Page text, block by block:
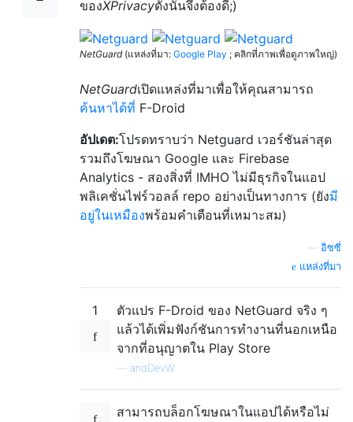
ของXPrivacyดังนั้นจึงต้องดี;)
NetGuard(แหล่งที่มา: Google Play ; คลิกที่ภาพเพื่อดูภาพใหญ่)
NetGuardเปิดแหล่งที่มาเพื่อให้คุณสามารถ
ค้นหาได้ที่ F-Droid
อัปเดต:โปรดทราบว่า Netguard เวอร์ชันล่าสุด
รวมถึงโฆษณา Google และ Firebase
Analytics - สองสิ่งที่ IMHO ไม่มีธุรกิจในแอป
พลิเคชั่นไฟร์วอลล์ repo อย่างเป็นทางการ (ยังมี
อยู่ในเหมืองพร้อมคำเตือนที่เหมาะสม)
อิซซี่
แหล่งที่มา
1
ตัวแปร F-Droid ของ NetGuard จริง ๆ
แล้วได้เพิ่มฟังก์ชันการทำงานที่นอกเหนือ
จากที่อนุญาตใน Play Store
andDevW
สามารถบล็อกโฆษณาในแอปได้หรือไม่